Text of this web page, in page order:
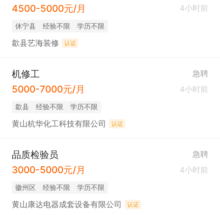
4500-5000元/月 4小时前
休宁县 经验不限 学历不限
歙县艺海装修 认证
机修工 急聘
5000-7000元/月 4小时前
歙县 经验不限 学历不限
黄山杭华化工科技有限公司 认证
品质检验员 急聘
3000-5000元/月 4小时前
徽州区 经验不限 学历不限
黄山康达电器成套设备有限公司 认证